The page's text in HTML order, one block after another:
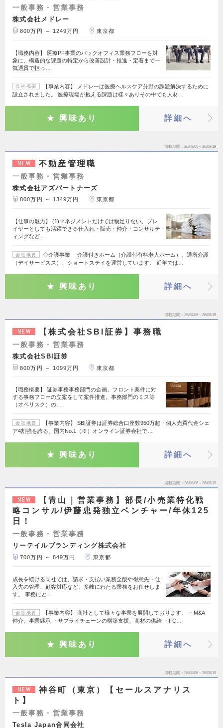
一般事務・営業事務
株式会社メドレー
800万円 ～ 1249万円 東京都
【職務内容】 医療PF事業のバックオフィス業務フローを対
象に、構造的な課題の特定から改善設計・推進・定着まで一
気通貫で担っ…
会社概要
【事業内容】 メドレーは医療ヘルスケア分野の課題解決するために
設立されました。 医療現場が抱える課題は様々ありその中でも人材…
興味あり 詳細へ
掲載期間 26/08/06～26/08/19
NEW 不動産管理職
一般事務・営業事務
株式会社アズパートナーズ
800万円 ～ 1349万円 東京都
【仕事の魅力】 (1)マネジメントだけでは物足りない、プレ
イヤーとしても活躍できる仕入れ・販売・仲介・コンサルテ
ィングなど…
会社概要
◇介護事業 介護付きホーム（介護付有料老人ホーム）、通所介護
（デイサービスス）、ショートステイを運営しています。 近年では…
興味あり 詳細へ
掲載期間 26/08/06～26/08/19
NEW 【株式会社SBI証券】事務職
一般事務・営業事務
株式会社SBI証券
800万円 ～ 1099万円 東京都
【職務概要】 証券事務事務部門の企画、フロント案件に対
する事務フローの立案をして案件推進。事務部門のミス等
（オペリスク）の…
会社概要
【事業内容】 SBI証券は証券総合口座数950万超・個人売買代金シェ
ア4割強を誇る、国内No.1（※）オンライン証券会社で…
興味あり 詳細へ
掲載期間 26/08/06～26/08/19
NEW
【青山｜営業事務】部長/小売業特化戦
略コンサル/伊藤忠発独立ベンチャー/年休125
日！
一般事務・営業事務
リーテイルブランディング株式会社
700万円 ～ 849万円 東京都
成長を続ける同社では、請求・支払い業務全般や得意先・仕
入先の管理、顧客対応など、多岐にわたる業務をお任せしま
す。 事務にと…
会社概要
【事業内容】 商社として様々な事業を展開しております。 ・M&A
仲介、事業継承 ・サプライチェーンの構築支援、商材の供給 ・FC…
興味あり 詳細へ
掲載期間 26/08/06～26/08/19
NEW
神谷町（東京）【セールスアナリス
ト】
一般事務・営業事務
Tesla Japan合同会社